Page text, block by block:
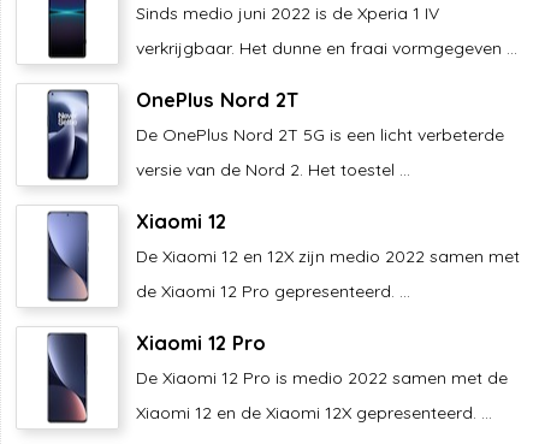
Sinds medio juni 2022 is de Xperia 1 IV
verkrijgbaar. Het dunne en fraai vormgegeven ...
OnePlus Nord 2T
De OnePlus Nord 2T 5G is een licht verbeterde
versie van de Nord 2. Het toestel ...
Xiaomi 12
De Xiaomi 12 en 12X zijn medio 2022 samen met
de Xiaomi 12 Pro gepresenteerd. ...
Xiaomi 12 Pro
De Xiaomi 12 Pro is medio 2022 samen met de
Xiaomi 12 en de Xiaomi 12X gepresenteerd. ...